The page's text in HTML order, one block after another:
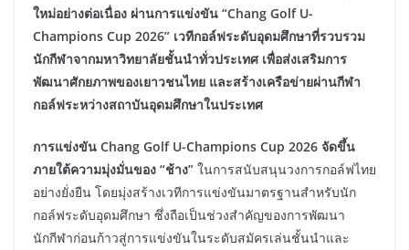
ใหม่อย่างต่อเนื่อง ผ่านการแข่งขัน “Chang Golf U-
Champions Cup 2026” เวทีกอล์ฟระดับอุดมศึกษาที่รวบรวม
นักกีฬาจากมหาวิทยาลัยชั้นนำทั่วประเทศ เพื่อส่งเสริมการ
พัฒนาศักยภาพของเยาวชนไทย และสร้างเครือข่ายผ่านกีฬา
กอล์ฟระหว่างสถาบันอุดมศึกษาในประเทศ
การแข่งขัน Chang Golf U-Champions Cup 2026 จัดขึ้น
ภายใต้ความมุ่งมั่นของ “ช้าง” ในการสนับสนุนวงการกอล์ฟไทย
อย่างยั่งยืน โดยมุ่งสร้างเวทีการแข่งขันมาตรฐานสำหรับนัก
กอล์ฟระดับอุดมศึกษา ซึ่งถือเป็นช่วงสำคัญของการพัฒนา
นักกีฬาก่อนก้าวสู่การแข่งขันในระดับสมัครเล่นชั้นนำและ